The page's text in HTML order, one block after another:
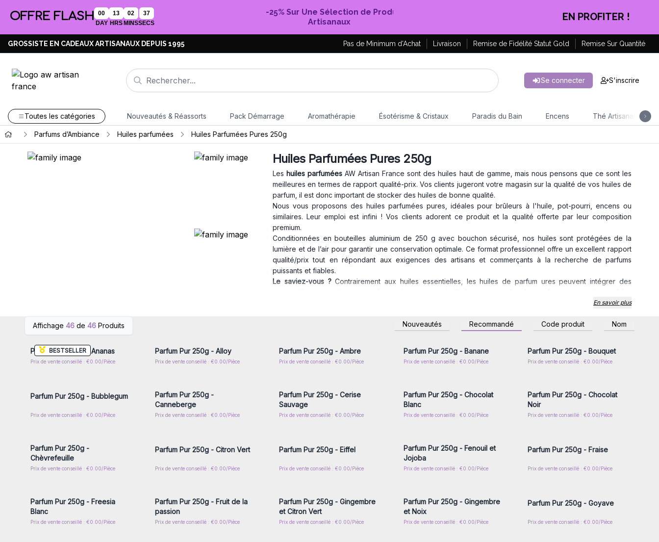
OFFRE FLASH
00
DAY
13
HRS
02
MINS
37
SECS
-25% Sur Une Sélection de Produits
Artisanaux
EN PROFITER !
GROSSISTE EN CADEAUX ARTISANAUX DEPUIS 1995 Pas de Minimum d'Achat Livraison Remise de Fidélité Statut Gold Remise Sur Quantité
Se connecter S'inscrire
Toutes les catégories Nouveautés & Réassorts Pack Démarrage Aromathérapie Ésotérisme & Cristaux Paradis du Bain Encens Thé Artisanal
Parfums d’Ambiance Huiles parfumées Huiles Parfumées Pures 250g
Huiles Parfumées Pures 250g
Les huiles parfumées AW Artisan France sont des huiles haut de gamme, mais nous pensons que ce sont les
meilleures en termes de rapport qualité-prix. Vos clients jugeront votre magasin sur la qualité de vos huiles de
parfum, il est donc important de stocker des huiles de bonne qualité.
Nous vous proposons des huiles parfumées pures, idéales pour brûleurs à l'huile, pot-pourri, encens ou
similaires. Leur emploi est infini ! Vos clients adorent ce produit et la qualité offerte par leur composition
premium.
Conditionnées en bouteilles aluminium de 250 g avec bouchon sécurisé, nos huiles sont protégées de la
lumière et de l’air pour garantir une conservation optimale. Ce format professionnel offre un excellent rapport
qualité/prix tout en répondant aux exigences des artisans et commerçants à la recherche de parfums
puissants et fiables.
Le saviez-vous ?Contrairement aux huiles essentielles, les huiles de parfum ures peuvent intégrer des
compositions aromatiques complexes et sont souvent utilisées pour recréer des parfums rares ou impossibles
à obtenir naturellement. Elles offrent ainsi une liberté créative totale, notamment pour les bougies, encens ou
sont un produitessentiel et rentablepour toute boutique d'aromathérapie.
chez AW Artisan France et enrichissez votre offre bien-être avec des senteurs puissantes, élégantes et
En savoir plus
Affichage 46 de 46 Produits Nouveautés Recommandé Code produit Nom
BESTSELLER
vous pour accéder aux prix de
gros
Parfum Pur 250g - Ananas
Prix de vente conseillé : €0.00/Pièce
Parfum Pur 250g - Alloy
Prix de vente conseillé : €0.00/Pièce
Parfum Pur 250g - Ambre
Prix de vente conseillé : €0.00/Pièce
Connectez-vous ou inscrivez-
vous pour accéder aux prix de
gros
Parfum Pur 250g - Banane
Prix de vente conseillé : €0.00/Pièce
Connectez-vous ou inscrivez-
vous pour accéder aux prix de
gros
Parfum Pur 250g - Bouquet
Prix de vente conseillé : €0.00/Pièce
Connectez-vous ou inscrivez-
Parfum Pur 250g - Bubblegum
Prix de vente conseillé : €0.00/Pièce
Connectez-vous ou inscrivez-
Parfum Pur 250g -
Canneberge
Prix de vente conseillé : €0.00/Pièce
Connectez-vous ou inscrivez-
Parfum Pur 250g - Cerise
Sauvage
Prix de vente conseillé : €0.00/Pièce
Connectez-vous ou inscrivez-
Parfum Pur 250g - Chocolat
Blanc
Prix de vente conseillé : €0.00/Pièce
Connectez-vous ou inscrivez-
Parfum Pur 250g - Chocolat
Noir
Prix de vente conseillé : €0.00/Pièce
Connectez-vous ou inscrivez-
Parfum Pur 250g -
Chèvrefeuille
Prix de vente conseillé : €0.00/Pièce
Connectez-vous ou inscrivez-
Parfum Pur 250g - Citron Vert
Prix de vente conseillé : €0.00/Pièce
Connectez-vous ou inscrivez-
Parfum Pur 250g - Eiffel
Prix de vente conseillé : €0.00/Pièce
Connectez-vous ou inscrivez-
Parfum Pur 250g - Fenouil et
Jojoba
Prix de vente conseillé : €0.00/Pièce
Connectez-vous ou inscrivez-
Parfum Pur 250g - Fraise
Prix de vente conseillé : €0.00/Pièce
Connectez-vous ou inscrivez-
Parfum Pur 250g - Freesia
Blanc
Prix de vente conseillé : €0.00/Pièce
Connectez-vous ou inscrivez-
Parfum Pur 250g - Fruit de la
passion
Prix de vente conseillé : €0.00/Pièce
Connectez-vous ou inscrivez-
Parfum Pur 250g - Gingembre
et Citron Vert
Prix de vente conseillé : €0.00/Pièce
Connectez-vous ou inscrivez-
Parfum Pur 250g - Gingembre
et Noix
Prix de vente conseillé : €0.00/Pièce
Connectez-vous ou inscrivez-
Parfum Pur 250g - Goyave
Prix de vente conseillé : €0.00/Pièce
Connectez-vous ou inscrivez-
Connectez-vous ou inscrivez-
Connectez-vous ou inscrivez-
Connectez-vous ou inscrivez-
Connectez-vous ou inscrivez-